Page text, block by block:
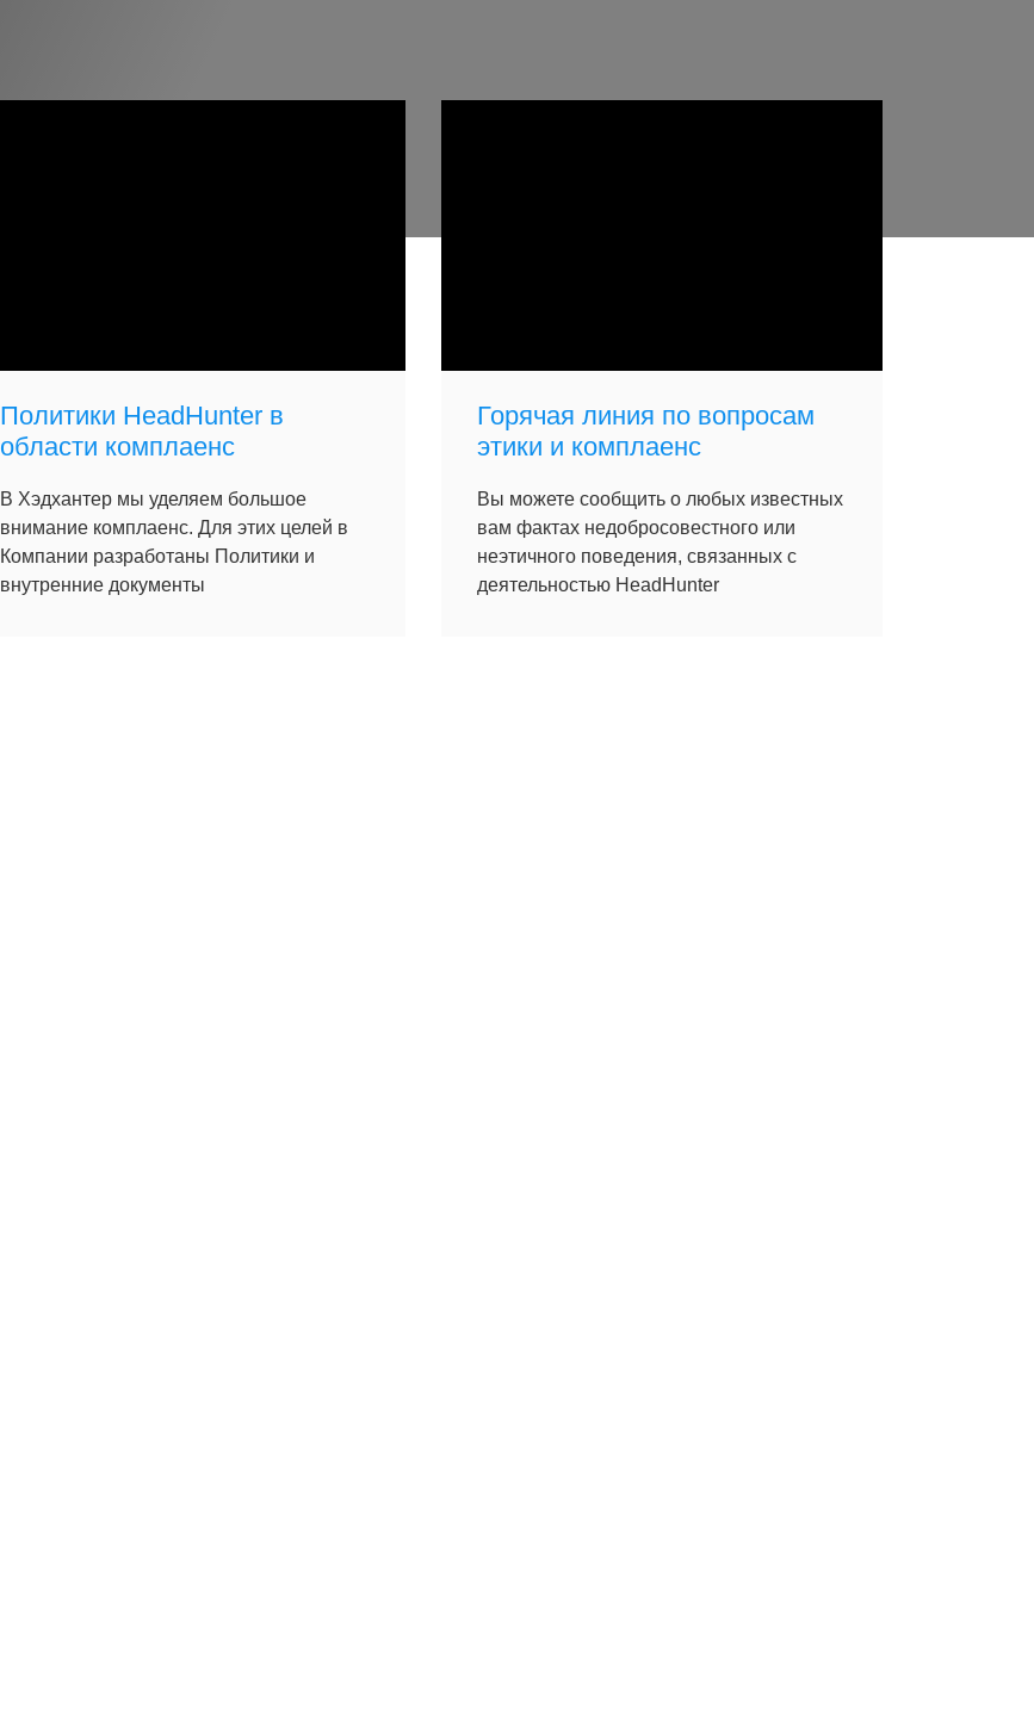
Политики HeadHunter в
области комплаенс
В Хэдхантер мы уделяем большое
внимание комплаенс. Для этих целей в
Компании разработаны Политики и
внутренние документы
Горячая линия по вопросам
этики и комплаенс
Вы можете сообщить о любых известных
вам фактах недобросовестного или
неэтичного поведения, связанных с
деятельностью HeadHunter